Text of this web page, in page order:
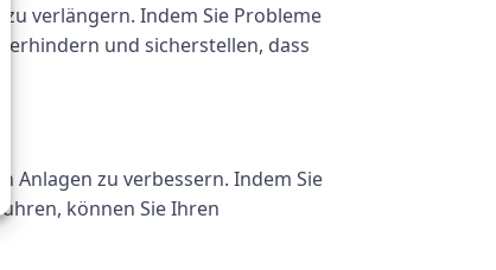
verlängern. Indem Sie Probleme
und sicherstellen, dass
Anlagen zu verbessern. Indem Sie
können Sie Ihren